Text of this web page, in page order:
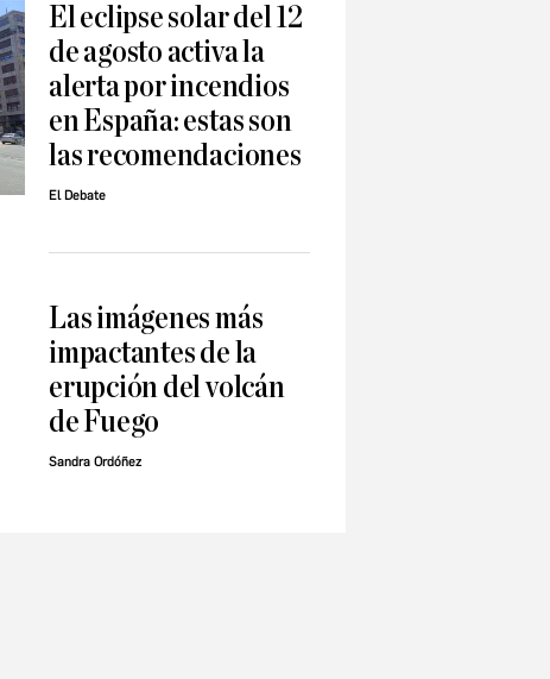
El eclipse solar del 12
de agosto activa la
alerta por incendios
en España: estas son
las recomendaciones
El Debate
Las imágenes más
impactantes de la
erupción del volcán
de Fuego
Sandra Ordóñez